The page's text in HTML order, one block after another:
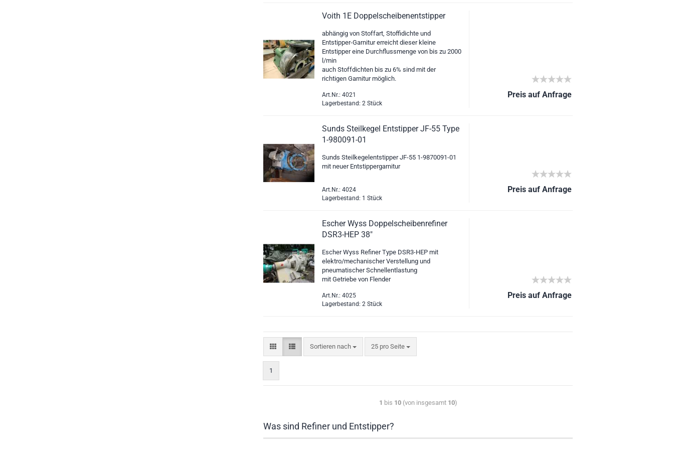
Voith 1E Doppelscheibenentstipper
abhängig von Stoffart, Stoffidichte und
Entstipper-Garnitur erreicht dieser kleine
Entstipper eine Durchflussmenge von bis zu 2000
l/min
auch Stoffdichten bis zu 6% sind mit der
richtigen Garnitur möglich.
Art.Nr.: 4021
Lagerbestand: 2 Stück
Preis auf Anfrage
Sunds Steilkegel Entstipper JF-55 Type
1-980091-01
Sunds Steilkegelentstipper JF-55 1-9870091-01
mit neuer Entstippergarnitur
Art.Nr.: 4024
Lagerbestand: 1 Stück
Preis auf Anfrage
Escher Wyss Doppelscheibenrefiner
DSR3-HEP 38"
Escher Wyss Refiner Type DSR3-HEP mit
elektro/mechanischer Verstellung und
pneumatischer Schnellentlastung
mit Getriebe von Flender
Art.Nr.: 4025
Lagerbestand: 2 Stück
Preis auf Anfrage
Sortieren nach 25 pro Seite
1
1 bis 10(von insgesamt 10)
Was sind Refiner und Entstipper?